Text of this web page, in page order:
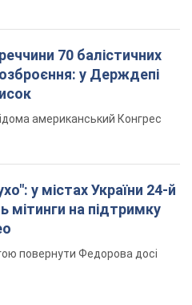
70 балістичних
у Держдепі
американський Конгрес
у містах України 24-й
мітинги на підтримку
повернути Федорова досі